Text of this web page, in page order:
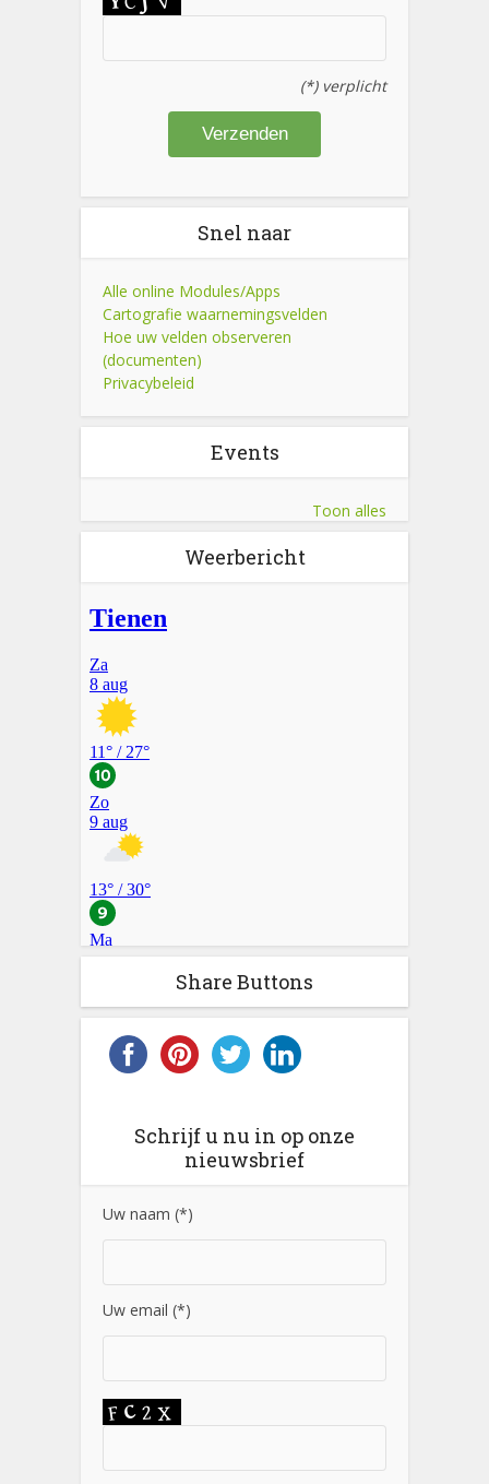
(*) verplicht
Snel naar
Alle online Modules/Apps
Cartografie waarnemingsvelden
Hoe uw velden observeren
(documenten)
Privacybeleid
Events
Toon alles
Weerbericht
Share Buttons
Schrijf u nu in op onze
nieuwsbrief
Uw naam (*)
Uw email (*)